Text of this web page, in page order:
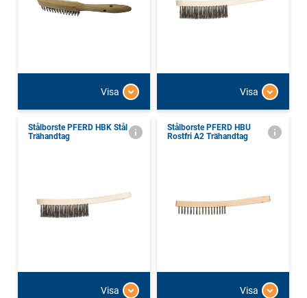
Visa Visa
Stålborste PFERD HBK Stål
Trähandtag
Visa
Stålborste PFERD HBU
Rostfri A2 Trähandtag
Visa